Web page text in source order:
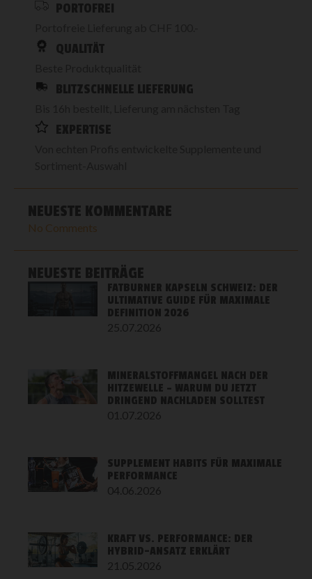
PORTOFREI
QUALITÄT
BLITZSCHNELLE LIEFERUNG
EXPERTISE
NEUESTE KOMMENTARE
No Comments
NEUESTE BEITRÄGE
FATBURNER KAPSELN SCHWEIZ: DER
ULTIMATIVE GUIDE FÜR MAXIMALE
DEFINITION 2026
25.07.2026
MINERALSTOFFMANGEL NACH DER
HITZEWELLE – WARUM DU JETZT
DRINGEND NACHLADEN SOLLTEST
01.07.2026
SUPPLEMENT HABITS FÜR MAXIMALE
PERFORMANCE
04.06.2026
KRAFT VS. PERFORMANCE: DER
HYBRID-ANSATZ ERKLÄRT
21.05.2026